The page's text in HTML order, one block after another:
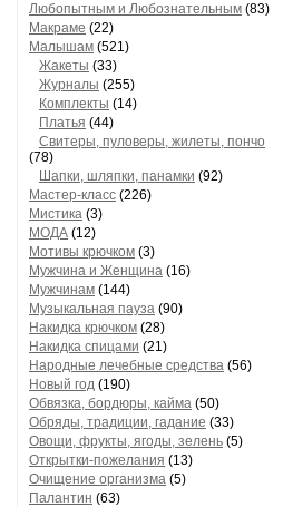
Любопытным и Любознательным (83)
Макраме (22)
Малышам (521)
Жакеты (33)
Журналы (255)
Комплекты (14)
Платья (44)
Свитеры, пуловеры, жилеты, пончо
(78)
Шапки, шляпки, панамки (92)
Мастер-класс (226)
Мистика (3)
МОДА (12)
Мотивы крючком (3)
Мужчина и Женщина (16)
Мужчинам (144)
Музыкальная пауза (90)
Накидка крючком (28)
Накидка спицами (21)
Народные лечебные средства (56)
Новый год (190)
Обвязка, бордюры, кайма (50)
Обряды, традиции, гадание (33)
Овощи, фрукты, ягоды, зелень (5)
Открытки-пожелания (13)
Очищение организма (5)
Палантин (63)